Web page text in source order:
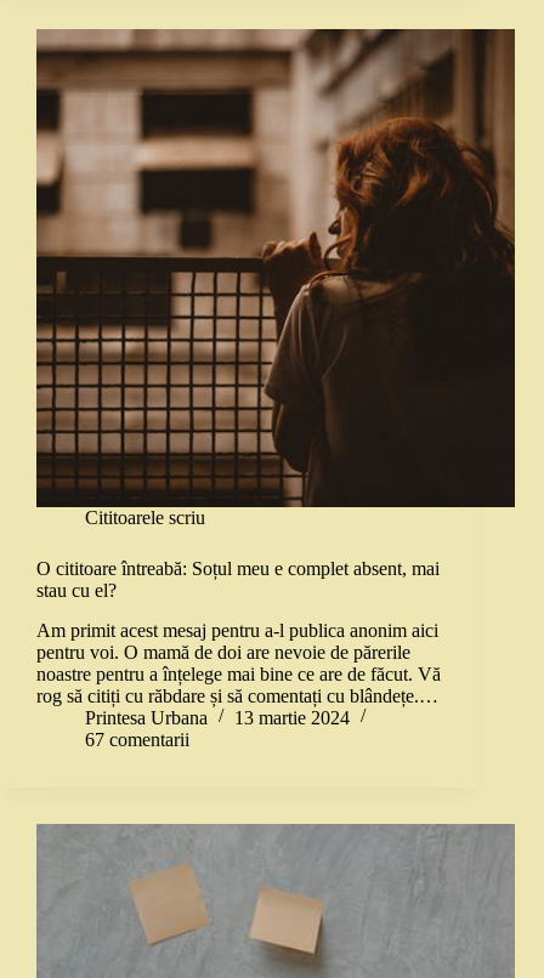
Cititoarele scriu
O cititoare întreabă: Soțul meu e complet absent, mai
stau cu el?
Am primit acest mesaj pentru a-l publica anonim aici
pentru voi. O mamă de doi are nevoie de părerile
noastre pentru a înțelege mai bine ce are de făcut. Vă
rog să citiți cu răbdare și să comentați cu blândețe.…
Printesa Urbana
13 martie 2024
67 comentarii